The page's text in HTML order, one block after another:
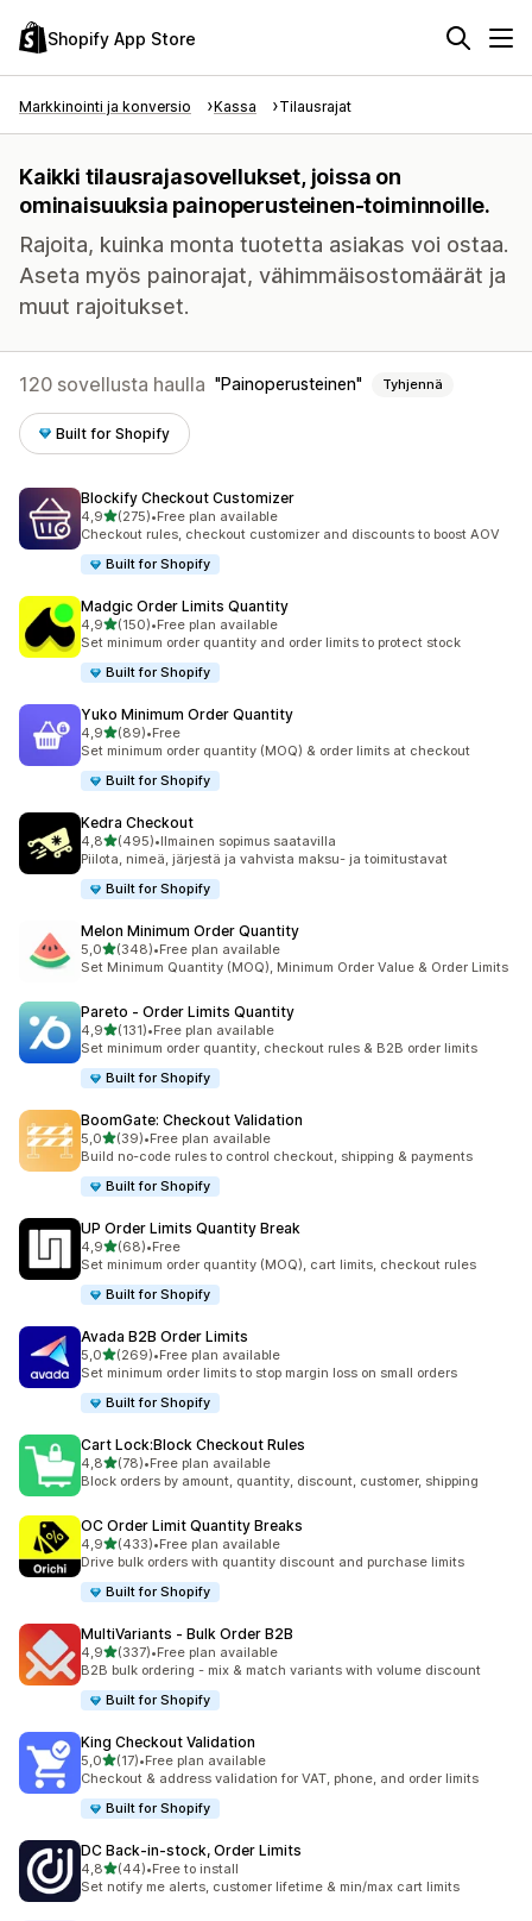
Shopify App Store
Markkinointi ja konversio Kassa Tilausrajat
Kaikki tilausrajasovellukset, joissa on
ominaisuuksia painoperusteinen-toiminnoille.
Rajoita, kuinka monta tuotetta asiakas voi ostaa.
Aseta myös painorajat, vähimmäisostomäärät ja
muut rajoitukset.
120 sovellusta haulla Painoperusteinen Tyhjennä
Built for Shopify
Blockify Checkout Customizer
4,9/ 5 tähteä
(275)
275 arvostelua yhteensä
•Free plan available
Checkout rules, checkout customizer and discounts to boost AOV
Built for Shopify
Madgic Order Limits Quantity
4,9/ 5 tähteä
(150)
150 arvostelua yhteensä
•Free plan available
Set minimum order quantity and order limits to protect stock
Built for Shopify
Yuko Minimum Order Quantity
4,9/ 5 tähteä
(89)
89 arvostelua yhteensä
•Free
Set minimum order quantity (MOQ) & order limits at checkout
Built for Shopify
Kedra Checkout
4,8/ 5 tähteä
(495)
495 arvostelua yhteensä
•Ilmainen sopimus saatavilla
Piilota, nimeä, järjestä ja vahvista maksu- ja toimitustavat
Built for Shopify
Melon Minimum Order Quantity
5,0/ 5 tähteä
(348)
348 arvostelua yhteensä
•Free plan available
Set Minimum Quantity (MOQ), Minimum Order Value & Order Limits
Pareto ‑ Order Limits Quantity
4,9/ 5 tähteä
(131)
131 arvostelua yhteensä
•Free plan available
Set minimum order quantity, checkout rules & B2B order limits
Built for Shopify
BoomGate: Checkout Validation
5,0/ 5 tähteä
(39)
39 arvostelua yhteensä
•Free plan available
Build no-code rules to control checkout, shipping & payments
Built for Shopify
UP Order Limits Quantity Break
4,9/ 5 tähteä
(68)
68 arvostelua yhteensä
•Free
Set minimum order quantity (MOQ), cart limits, checkout rules
Built for Shopify
Avada B2B Order Limits
5,0/ 5 tähteä
(269)
269 arvostelua yhteensä
•Free plan available
Set minimum order limits to stop margin loss on small orders
Built for Shopify
Cart Lock:Block Checkout Rules
4,8/ 5 tähteä
(78)
78 arvostelua yhteensä
•Free plan available
Block orders by amount, quantity, discount, customer, shipping
OC Order Limit Quantity Breaks
4,9/ 5 tähteä
(433)
433 arvostelua yhteensä
•Free plan available
Drive bulk orders with quantity discount and purchase limits
Built for Shopify
MultiVariants ‑ Bulk Order B2B
4,9/ 5 tähteä
(337)
337 arvostelua yhteensä
•Free plan available
B2B bulk ordering - mix & match variants with volume discount
Built for Shopify
King Checkout Validation
5,0/ 5 tähteä
(17)
17 arvostelua yhteensä
•Free plan available
Checkout & address validation for VAT, phone, and order limits
Built for Shopify
DC Back‑in‑stock, Order Limits
4,8/ 5 tähteä
(44)
44 arvostelua yhteensä
•Free to install
Set notify me alerts, customer lifetime & min/max cart limits